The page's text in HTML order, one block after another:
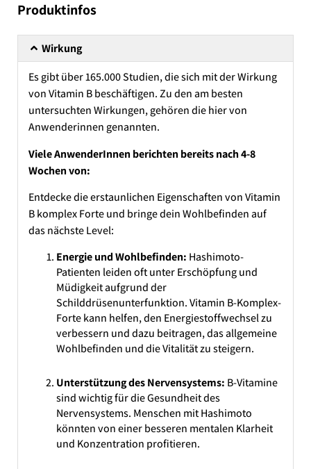
Produktinfos
Wirkung
Es gibt über 165.000 Studien, die sich mit der Wirkung
von Vitamin B beschäftigen. Zu den am besten
untersuchten Wirkungen, gehören die hier von
Anwenderinnen genannten.
Viele AnwenderInnen berichten bereits nach 4-8
Wochen von:
Entdecke die erstaunlichen Eigenschaften von Vitamin
B komplex Forte und bringe dein Wohlbefinden auf
das nächste Level:
Energie und Wohlbefinden: Hashimoto-
Patienten leiden oft unter Erschöpfung und
Müdigkeit aufgrund der
Schilddrüsenunterfunktion. Vitamin B-Komplex-
Forte kann helfen, den Energiestoffwechsel zu
verbessern und dazu beitragen, das allgemeine
Wohlbefinden und die Vitalität zu steigern.
Unterstützung des Nervensystems: B-Vitamine
sind wichtig für die Gesundheit des
Nervensystems. Menschen mit Hashimoto
könnten von einer besseren mentalen Klarheit
und Konzentration profitieren.